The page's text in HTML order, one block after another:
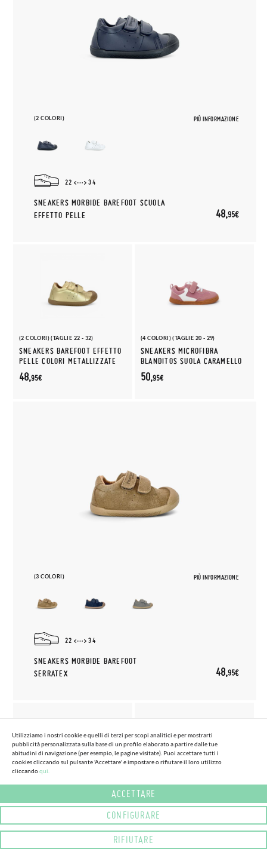
(2 COLORI) PIÙ INFORMAZIONE
22 34
SNEAKERS MORBIDE BAREFOOT SCUOLA
EFFETTO PELLE
48,95€
(2 COLORI) (TAGLIE 22 - 32)
SNEAKERS BAREFOOT EFFETTO
PELLE COLORI METALLIZZATE
48,95€
(4 COLORI) (TAGLIE 20 - 29)
SNEAKERS MICROFIBRA
BLANDITOS SUOLA CARAMELLO
50,95€
(3 COLORI) PIÙ INFORMAZIONE
22 34
SNEAKERS MORBIDE BAREFOOT
SERRATEX
48,95€
SNEAKERS BAREFOOT PELLE
STRAPPO
51,95€
(3 COLORI) (TAGLIE 19 - 26)
SCARPE SPORTIVE PELLE
PUNTA LACCI ELASTICI
BLANDITOS
63,95€
Utilizziamo i nostri cookie e quelli di terzi per scopi analitici e per mostrarti
pubblicità personalizzata sulla base di un profilo elaborato a partire dalle tue
abitudini di navigazione (per esempio, le pagine visitate). Puoi accettare tutti i
cookies cliccando sul pulsante 'Accettare' e impostare o rifiutare il loro utilizzo
cliccandoqui.
ACCETTARE
CONFIGURARE
RIFIUTARE